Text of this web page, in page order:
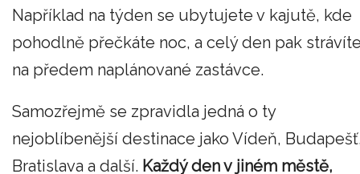
Například na týden se ubytujete v kajutě, kde
pohodlně přečkáte noc, a celý den pak
na předem naplánované zastávce.
Samozřejmě se zpravidla jedná o ty
nejoblíbenější destinace jako Vídeň,
Bratislava a další. Každý den v jiném městě,